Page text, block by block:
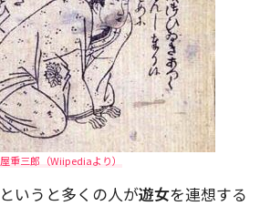
重三郎（Wiipediaより）
いうと多くの人が遊女を連想する